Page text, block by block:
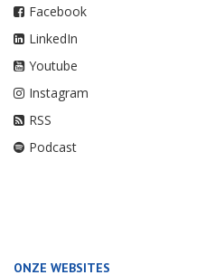
Facebook
LinkedIn
Youtube
Instagram
RSS
Podcast
ONZE WEBSITES